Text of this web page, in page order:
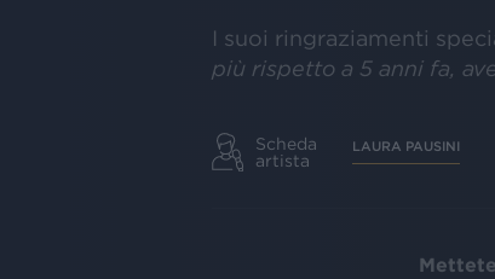
I suoi ringraziamenti
più rispetto a 5 anni fa,
Scheda
artista
LAURA PAUSINI